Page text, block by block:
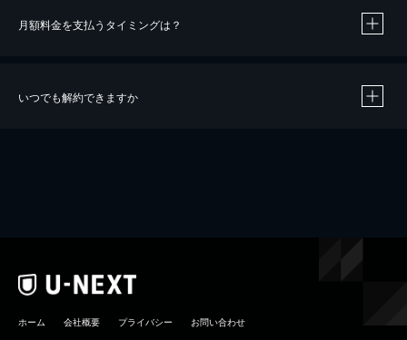
※40％ポイント還元の対象は、クレジットカード決済による作品の購入 / レンタルです。
月額料金を支払うタイミングは？
いつでも解約できますか
ホーム 会社概要 プライバシー お問い合わせ